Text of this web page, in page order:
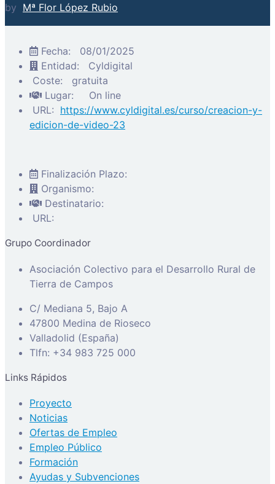
by Mª Flor López Rubio
Fecha:
08/01/2025
Entidad:
Cyldigital
Coste:
gratuita
Lugar:
On line
URL: https://www.cyldigital.es/curso/creacion-y-
edicion-de-video-23
Finalización Plazo:
Organismo:
Destinatario:
URL:
Grupo Coordinador
Asociación Colectivo para el Desarrollo Rural de
Tierra de Campos
C/ Mediana 5, Bajo A
47800 Medina de Rioseco
Valladolid (España)
Tlfn: +34 983 725 000
Links Rápidos
Proyecto
Noticias
Ofertas de Empleo
Empleo Público
Formación
Ayudas y Subvenciones